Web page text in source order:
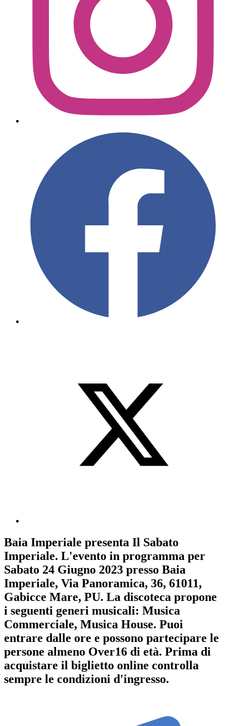
Baia Imperiale presenta Il Sabato
Imperiale. L'evento in programma per
Sabato 24 Giugno 2023 presso Baia
Imperiale, Via Panoramica, 36, 61011,
Gabicce Mare, PU. La discoteca propone
i seguenti generi musicali: Musica
Commerciale, Musica House. Puoi
entrare dalle ore e possono partecipare le
persone almeno Over16 di età. Prima di
acquistare il biglietto online controlla
sempre le condizioni d'ingresso.